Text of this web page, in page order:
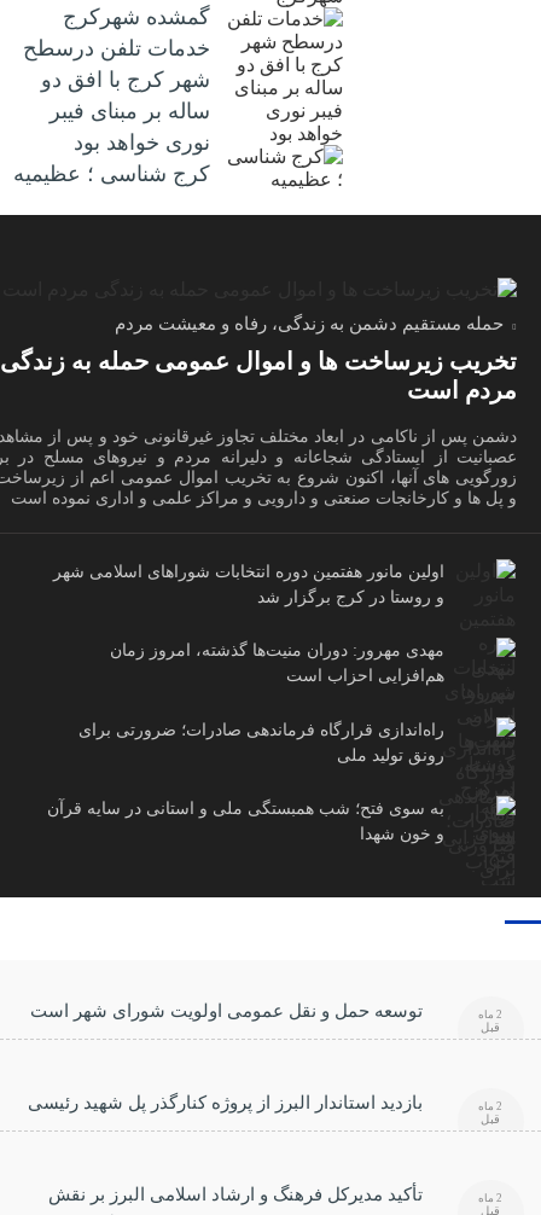
گمشده شهرکرج
خدمات تلفن درسطح
شهر کرج با افق دو
ساله بر مبنای فیبر
نوری خواهد بود
کرج شناسی ؛ عظیمیه
حمله مستقیم دشمن به زندگی، رفاه و معیشت مردم
تخریب زیرساخت ها و اموال عمومی حمله به زندگی
مردم است
دشمن پس از ناکامی در ابعاد مختلف تجاوز غیرقانونی خود و پس از
عصبانیت از ایستادگی شجاعانه و دلیرانه مردم و نیروهای مسلح در
زورگویی های آنها، اکنون شروع به تخریب اموال عمومی اعم از
و پل ها و کارخانجات صنعتی و دارویی و مراکز علمی و اداری نموده است
اولین مانور هفتمین دوره انتخابات شوراهای اسلامی شهر
و روستا در کرج برگزار شد
مهدی مهرور: دوران منیت‌ها گذشته، امروز زمان
هم‌افزایی احزاب است
راه‌اندازی قرارگاه فرماندهی صادرات؛ ضرورتی برای
رونق تولید ملی
به سوی فتح؛ شب همبستگی ملی و استانی در سایه قرآن
و خون شهدا
توسعه حمل و نقل عمومی اولویت شورای شهر است 2 ماه
قبل
بازدید استاندار البرز از پروژه کنارگذر پل شهید رئیسی 2 ماه
قبل
تأکید مدیرکل فرهنگ و ارشاد اسلامی البرز بر نقش 2 ماه
قبل